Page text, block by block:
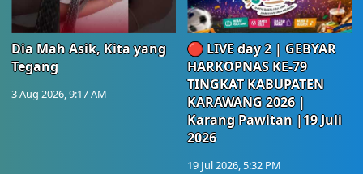
Dia Mah Asik, Kita yang
Tegang
3 Aug 2026, 9:17 AM
🔴 LIVE day 2 | GEBYAR
HARKOPNAS KE-79
TINGKAT KABUPATEN
KARAWANG 2026 |
Karang Pawitan |19 Juli
2026
19 Jul 2026, 5:32 PM